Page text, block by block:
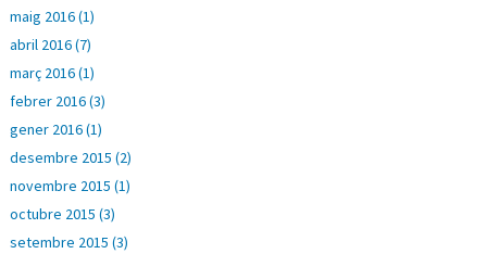
maig 2016 (1)
abril 2016 (7)
març 2016 (1)
febrer 2016 (3)
gener 2016 (1)
desembre 2015 (2)
novembre 2015 (1)
octubre 2015 (3)
setembre 2015 (3)